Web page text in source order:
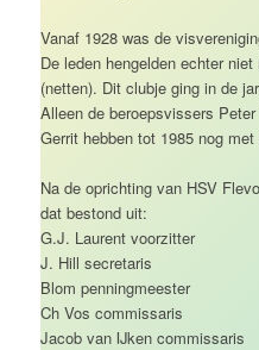
Vanaf 1928 was de
De leden hengelden echter
(netten). Dit clubje ging in de
Alleen de beroepsvissers
Gerrit hebben tot 1985 nog
Na de oprichting van HSV
dat bestond uit:
G.J. Laurent voorzitter
J. Hill secretaris
Blom penningmeester
Ch Vos commissaris
Jacob van IJken commissaris